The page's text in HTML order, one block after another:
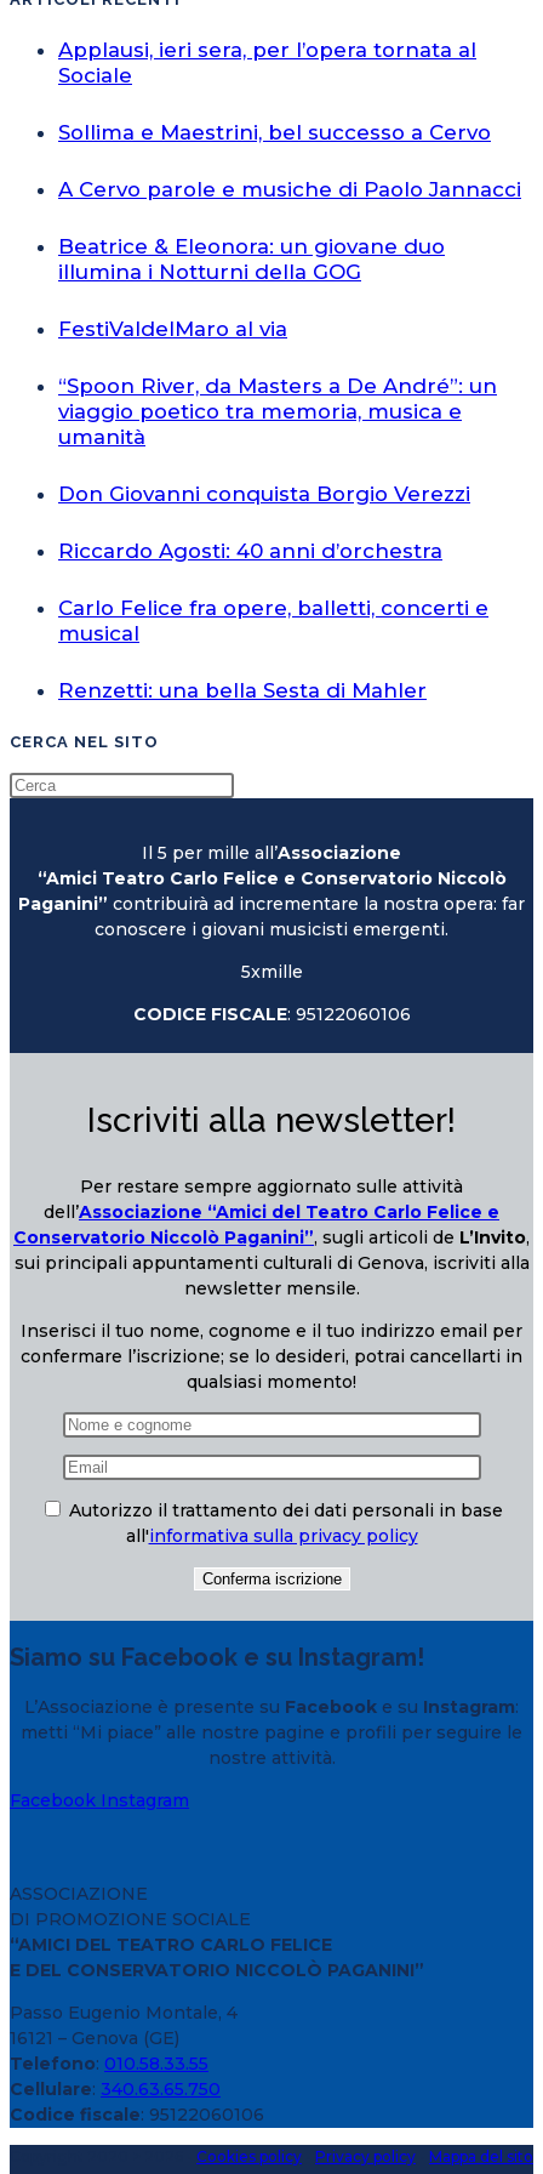
Applausi, ieri sera, per l’opera tornata al
Sociale
Sollima e Maestrini, bel successo a Cervo
A Cervo parole e musiche di Paolo Jannacci
Beatrice & Eleonora: un giovane duo
illumina i Notturni della GOG
FestiValdelMaro al via
“Spoon River, da Masters a De André”: un
viaggio poetico tra memoria, musica e
umanità
Don Giovanni conquista Borgio Verezzi
Riccardo Agosti: 40 anni d’orchestra
Carlo Felice fra opere, balletti, concerti e
musical
Renzetti: una bella Sesta di Mahler
CERCA NEL SITO
Il 5 per mille all’Associazione
“Amici Teatro Carlo Felice e Conservatorio Niccolò
Paganini” contribuirà ad incrementare la nostra opera: far
conoscere i giovani musicisti emergenti.
5xmille
CODICE FISCALE: 95122060106
Iscriviti alla newsletter!
Per restare sempre aggiornato sulle attività
dell’Associazione “Amici del Teatro Carlo Felice e
Conservatorio Niccolò Paganini”, sugli articoli de L’Invito,
sui principali appuntamenti culturali di Genova, iscriviti alla
newsletter mensile.
Inserisci il tuo nome, cognome e il tuo indirizzo email per
confermare l’iscrizione; se lo desideri, potrai cancellarti in
qualsiasi momento!
Autorizzo il trattamento dei dati personali in base
all'informativa sulla privacy policy
Siamo su Facebook e su Instagram!
L’Associazione è presente su Facebook e su Instagram:
metti “Mi piace” alle nostre pagine e profili per seguire le
nostre attività.
Facebook Instagram
ASSOCIAZIONE
DI PROMOZIONE SOCIALE
“AMICI DEL TEATRO CARLO FELICE
E DEL CONSERVATORIO NICCOLÒ PAGANINI”
Passo Eugenio Montale, 4
16121 – Genova (GE)
Telefono: 010.58.33.55
Cellulare: 340.63.65.750
Codice fiscale: 95122060106
Cookies policy Privacy policy
Mappa del sito